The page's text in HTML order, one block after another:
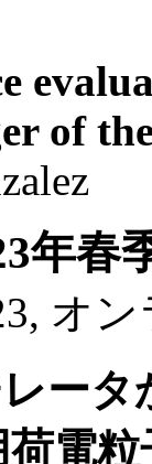
of
年春
オ
ータ
電